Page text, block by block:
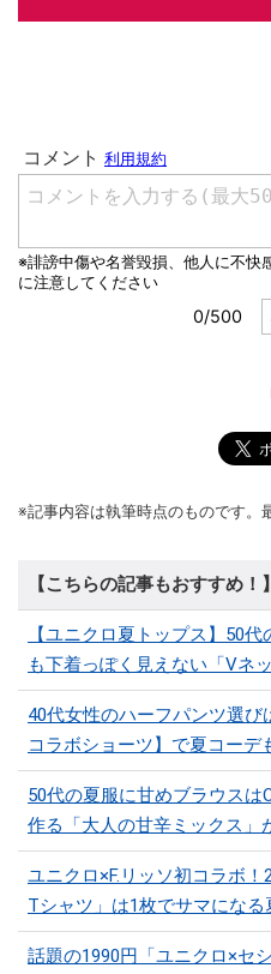
※記事内容は執筆時点のものです。
【こちらの記事もおすすめ！】
【ユニクロ夏トップス】50
も下着っぽく見えない「Vネ
40代女性のハーフパンツ選び
コラボショーツ】で夏コーデ
50代の夏服に甘めブラウスは
作る「大人の甘辛ミックス」
ユニクロ×F.リッソ初コラボ
Tシャツ」は1枚でサマになる
話題の1990円「ユニクロ×セ